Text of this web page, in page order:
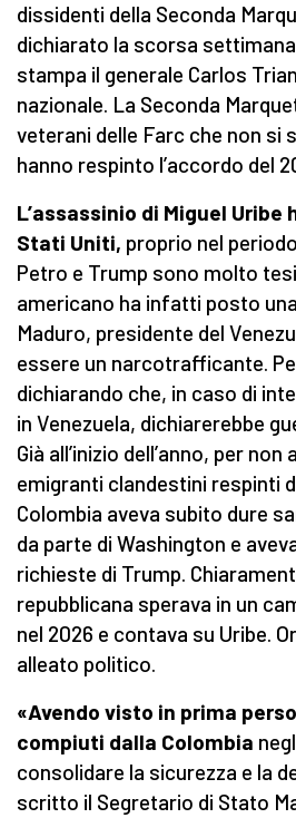
dissidenti della Seconda
dichiarato la scorsa
stampa il generale Carlos
nazionale. La Seconda
veterani delle Farc che non si
hanno respinto l’accordo del
L’assassinio di Miguel Uribe
Stati Uniti, proprio nel
Petro e Trump sono molto
americano ha infatti posto
Maduro, presidente del
essere un narcotrafficante.
dichiarando che, in caso di
in Venezuela, dichiarerebbe
Già all’inizio dell’anno, per
emigranti clandestini respinti
Colombia aveva subito dure
da parte di Washington e
richieste di Trump.
repubblicana sperava in un
nel 2026 e contava su Uribe.
alleato politico.
«Avendo visto in prima
compiuti dalla Colombia
consolidare la sicurezza e la
scritto il Segretario di Stato